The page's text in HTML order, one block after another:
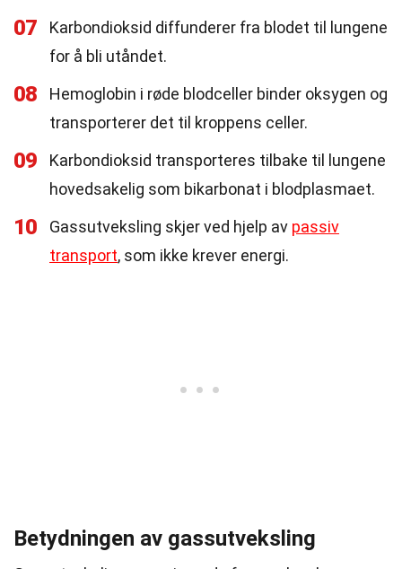
07
Karbondioksid diffunderer fra blodet til lungene
for å bli utåndet.
08
Hemoglobin i røde blodceller binder oksygen og
transporterer det til kroppens celler.
09
Karbondioksid transporteres tilbake til lungene
hovedsakelig som bikarbonat i blodplasmaet.
10 Gassutveksling skjer ved hjelp av passiv
transport, som ikke krever energi.
Betydningen av gassutveksling